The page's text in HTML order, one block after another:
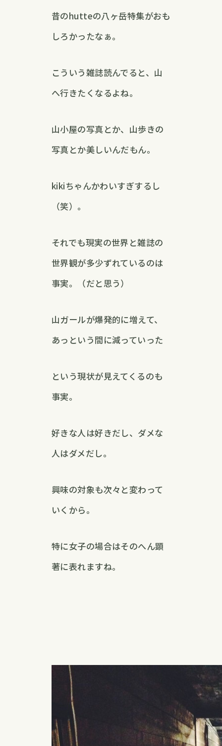
昔のhutteの八ヶ岳特集がおも
しろかったなぁ。
こういう雑誌読んでると、山
へ行きたくなるよね。
山小屋の写真とか、山歩きの
写真とか美しいんだもん。
kikiちゃんかわいすぎするし
（笑）。
それでも現実の世界と雑誌の
世界観が多少ずれているのは
事実。（だと思う）
山ガールが爆発的に増えて、
あっという間に減っていった
という現状が見えてくるのも
事実。
好きな人は好きだし、ダメな
人はダメだし。
興味の対象も次々と変わって
いくから。
特に女子の場合はそのへん顕
著に表れますね。